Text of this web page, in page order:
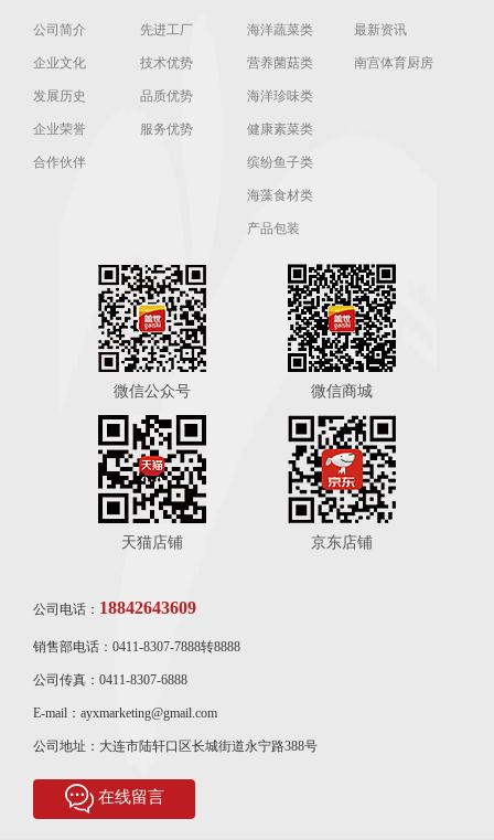
公司简介
企业文化
发展历史
企业荣誉
合作伙伴
先进工厂
技术优势
品质优势
服务优势
海洋蔬菜类
营养菌菇类
海洋珍味类
健康素菜类
缤纷鱼子类
海藻食材类
产品包装
最新资讯
南宫体育厨房
微信公众号 微信商城
天猫店铺 京东店铺
公司电话： 18842643609
销售部电话：0411-8307-7888转8888
公司传真：0411-8307-6888
E-mail：ayxmarketing@gmail.com
公司地址：大连市陆轩口区长城街道永宁路388号
在线留言